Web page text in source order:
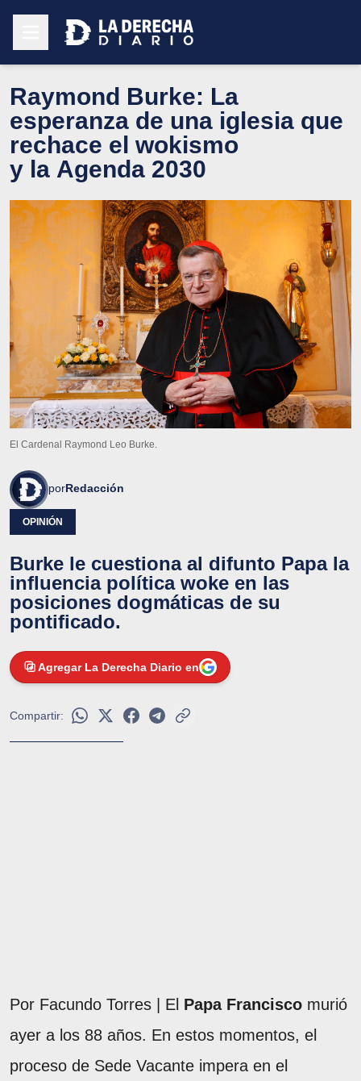
Raymond Burke: La
esperanza de una iglesia que
rechace el wokismo
y la Agenda 2030
El Cardenal Raymond Leo Burke.
porRedacción
OPINIÓN
Burke le cuestiona al difunto Papa la
influencia política woke en las
posiciones dogmáticas de su
pontificado.
Agregar La Derecha Diario en
Compartir:
Por Facundo Torres | El Papa Francisco murió
ayer a los 88 años. En estos momentos, el
proceso de Sede Vacante impera en el